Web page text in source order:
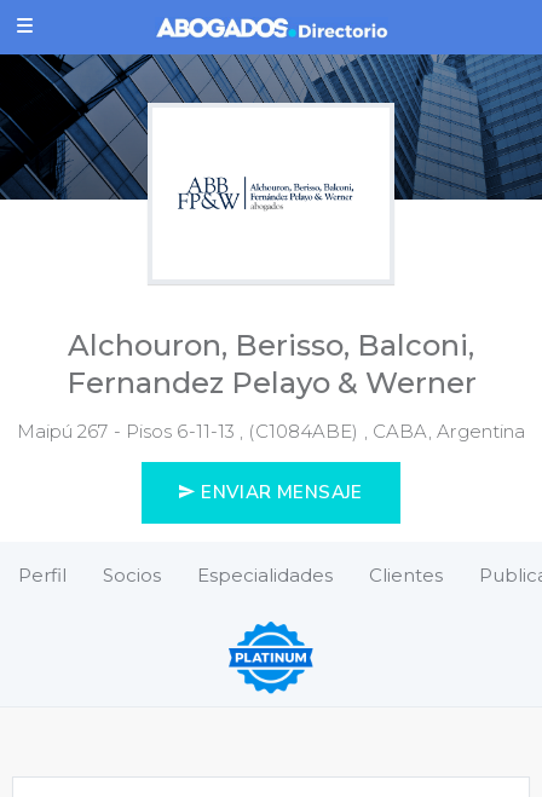
Alchouron, Berisso, Balconi,
Fernandez Pelayo & Werner
Maipú 267 - Pisos 6-11-13 , (C1084ABE) , CABA, Argentina
ENVIAR MENSAJE
Perfil Socios Especialidades Clientes